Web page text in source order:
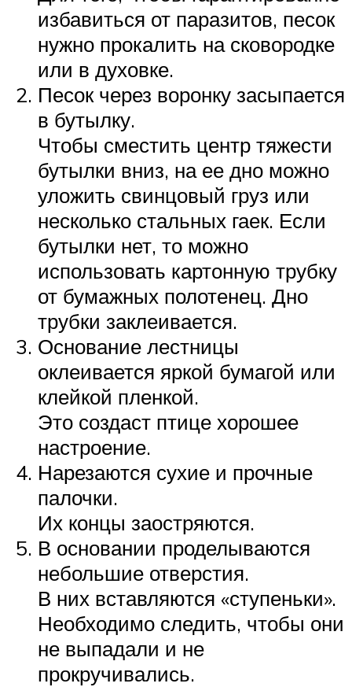
избавиться от паразитов, песок
нужно прокалить на сковородке
или в духовке.
Песок через воронку засыпается
в бутылку.
Чтобы сместить центр тяжести
бутылки вниз, на ее дно можно
уложить свинцовый груз или
несколько стальных гаек. Если
бутылки нет, то можно
использовать картонную трубку
от бумажных полотенец. Дно
трубки заклеивается.
Основание лестницы
оклеивается яркой бумагой или
клейкой пленкой.
Это создаст птице хорошее
настроение.
Нарезаются сухие и прочные
палочки.
Их концы заостряются.
В основании проделываются
небольшие отверстия.
В них вставляются «ступеньки».
Необходимо следить, чтобы они
не выпадали и не
прокручивались.